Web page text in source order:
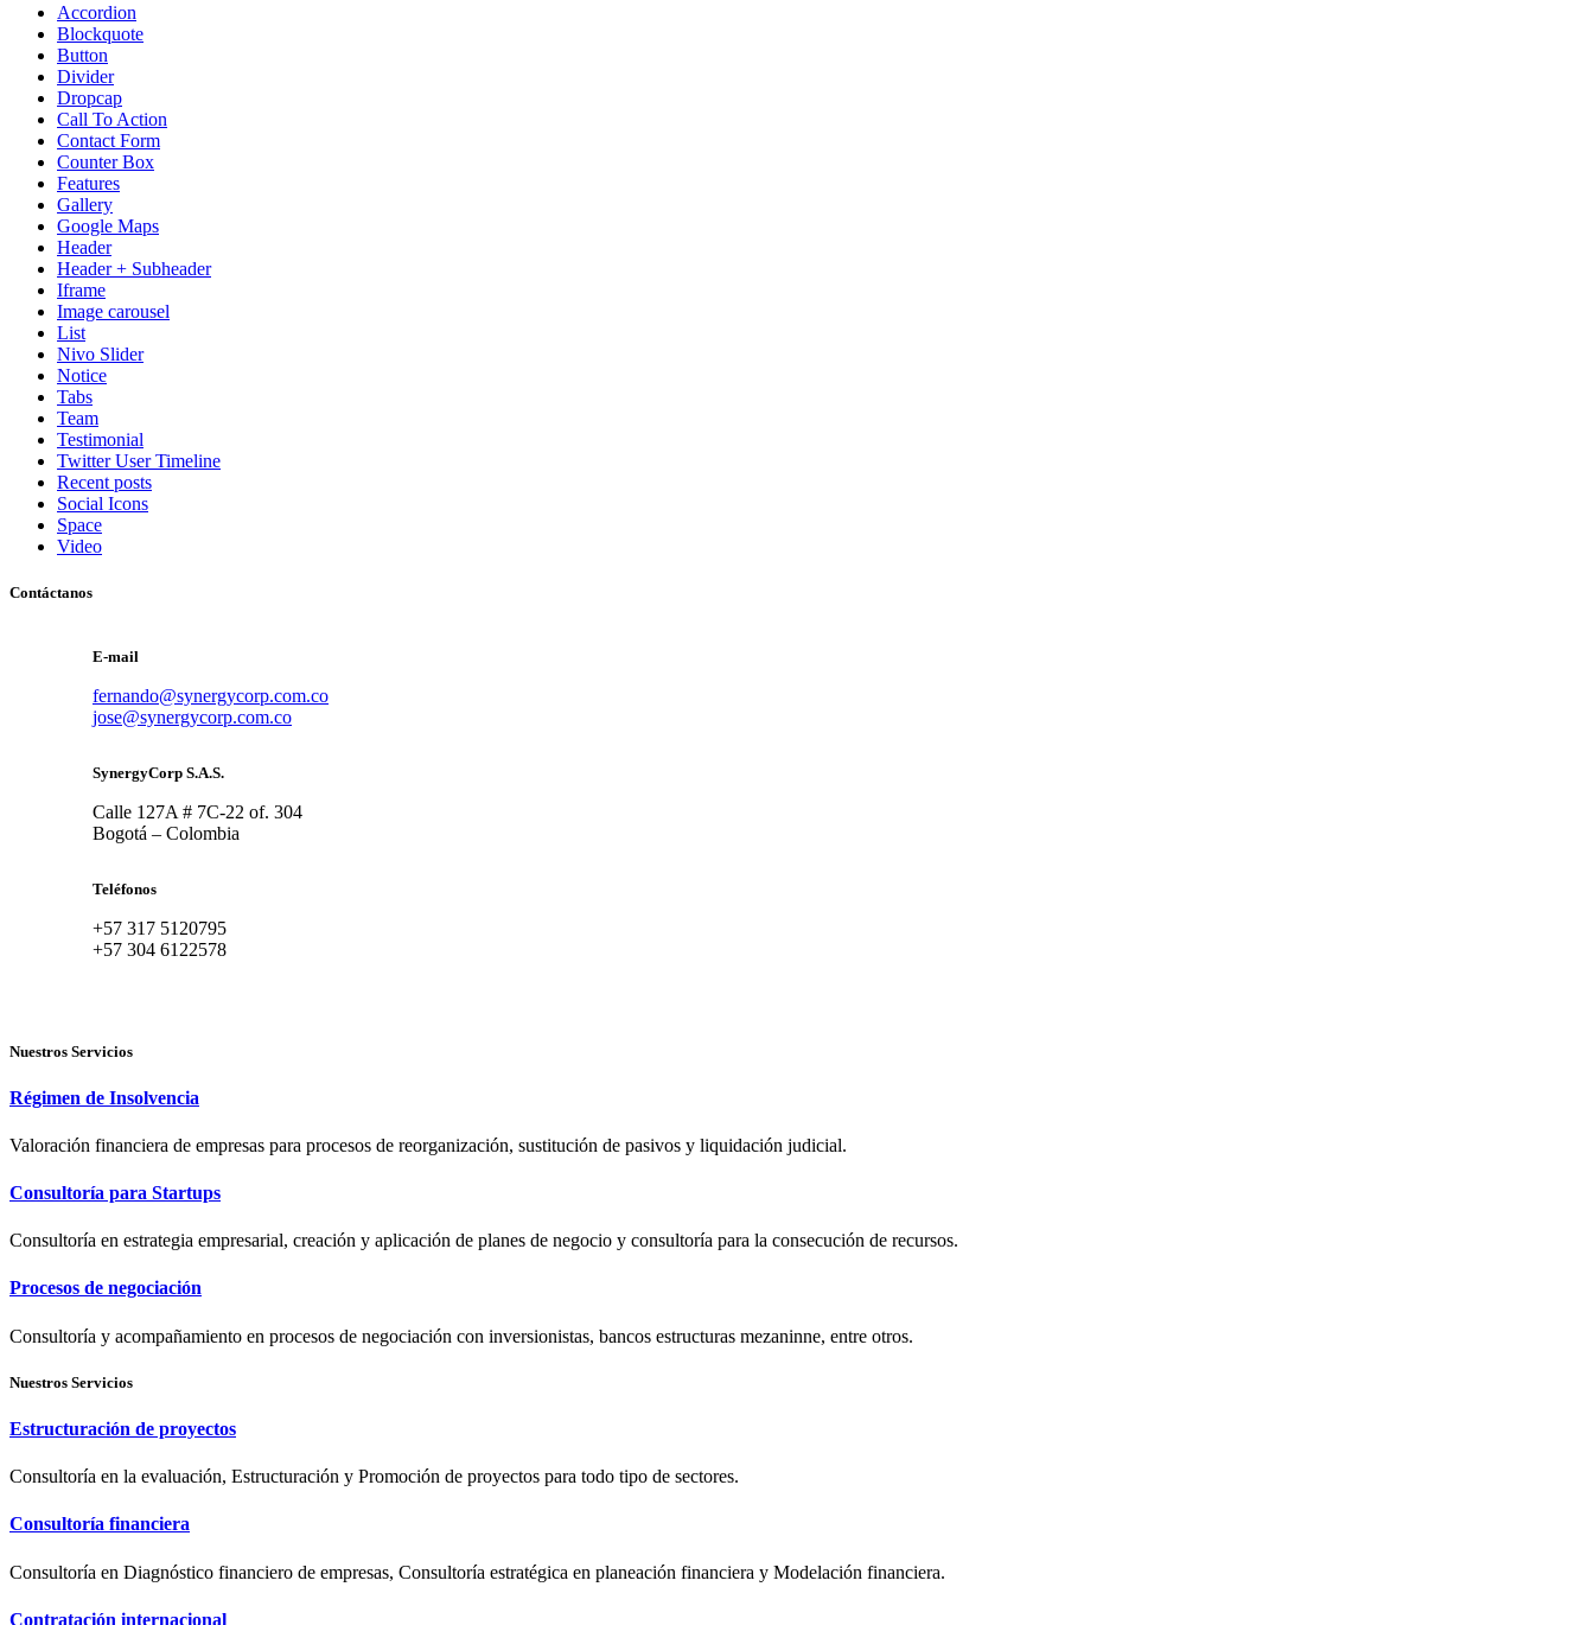
Accordion
Blockquote
Button
Divider
Dropcap
Call To Action
Contact Form
Counter Box
Features
Gallery
Google Maps
Header
Header + Subheader
Iframe
Image carousel
List
Nivo Slider
Notice
Tabs
Team
Testimonial
Twitter User Timeline
Recent posts
Social Icons
Space
Video
Contáctanos
E-mail
fernando@synergycorp.com.co
jose@synergycorp.com.co
SynergyCorp S.A.S.
Calle 127A # 7C-22 of. 304
Bogotá – Colombia
Teléfonos
+57 317 5120795
+57 304 6122578
Nuestros Servicios
Régimen de Insolvencia
Valoración financiera de empresas para procesos de reorganización, sustitución de pasivos y liquidación judicial.
Consultoría para Startups
Consultoría en estrategia empresarial, creación y aplicación de planes de negocio y consultoría para la consecución de recursos.
Procesos de negociación
Consultoría y acompañamiento en procesos de negociación con inversionistas, bancos estructuras mezaninne, entre otros.
Nuestros Servicios
Estructuración de proyectos
Consultoría en la evaluación, Estructuración y Promoción de proyectos para todo tipo de sectores.
Consultoría financiera
Consultoría en Diagnóstico financiero de empresas, Consultoría estratégica en planeación financiera y Modelación financiera.
Contratación internacional